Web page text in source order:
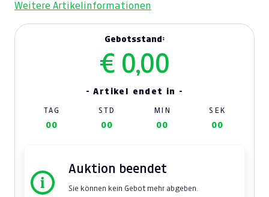
Weitere Artikelinformationen
Gebotsstand:
€ 0,00
- Artikel endet in -
TAG STD MIN SEK
00 00 00 00
Auktion beendet
Sie können kein Gebot mehr abgeben.